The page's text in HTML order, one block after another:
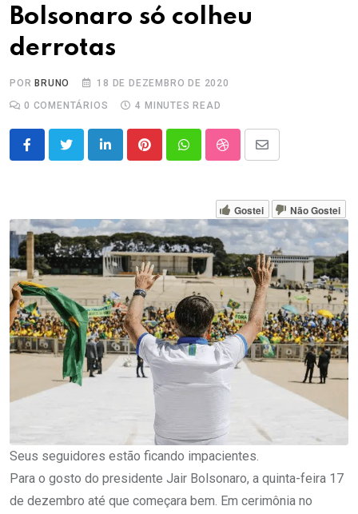
Bolsonaro só colheu
derrotas
POR BRUNO
18 DE DEZEMBRO DE 2020
0 COMENTÁRIOS 4 MINUTES READ
LinkedInPinterestWhatsappStumbleUpon
Share
Email
Gostei Não Gostei
Seus seguidores estão ficando impacientes.
Para o gosto do presidente Jair Bolsonaro, a quinta-feira 17
de dezembro até que começara bem. Em cerimônia no